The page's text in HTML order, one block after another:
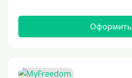
Оформить